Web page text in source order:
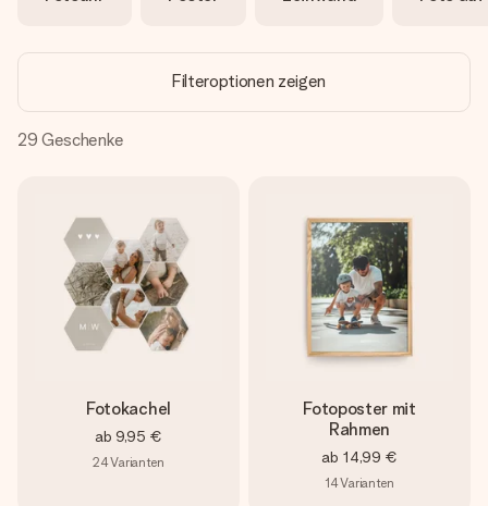
Erstelle etwas Einzigartiges in wenigen Schritten – mit
Filteroptionen zeigen
29 Geschenke
Fotokachel
ab 9,95 €
24Varianten
Fotoposter mit
Rahmen
ab 14,99 €
14Varianten